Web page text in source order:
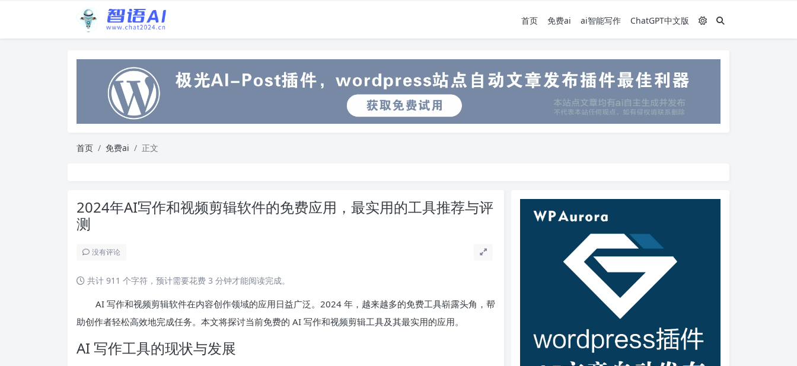
首页 免费ai ai智能写作 ChatGPT中文版
首页 免费ai 正文
2024年AI写作和视频剪辑软件的免费应用，最实用的工具推荐与评
测
没有评论
共计 911 个字符，预计需要花费 3 分钟才能阅读完成。
AI 写作和视频剪辑软件在内容创作领域的应用日益广泛。2024 年，越来越多的免费工具崭露头角，帮
助创作者轻松高效地完成任务。本文将探讨当前免费的 AI 写作和视频剪辑工具及其最实用的应用。
AI 写作工具的现状与发展